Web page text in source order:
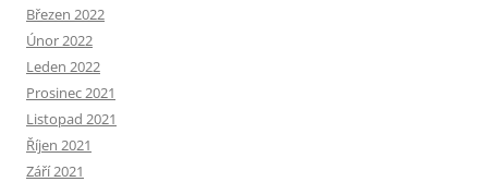
Březen 2022
Únor 2022
Leden 2022
Prosinec 2021
Listopad 2021
Říjen 2021
Září 2021